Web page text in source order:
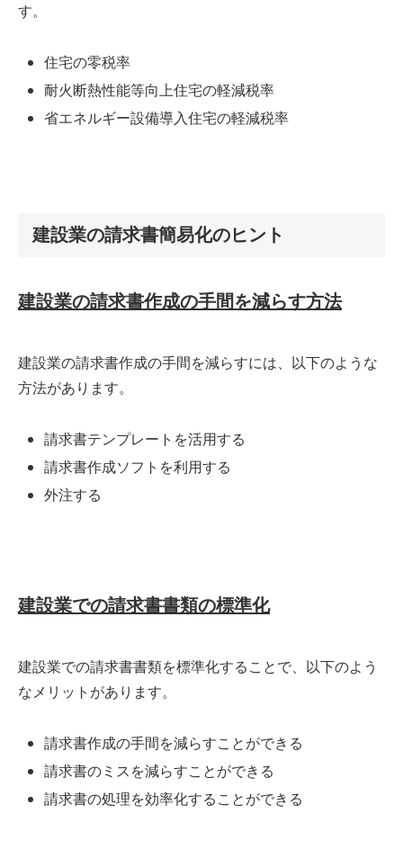
す。
住宅の零税率
耐火断熱性能等向上住宅の軽減税率
省エネルギー設備導入住宅の軽減税率
建設業の請求書簡易化のヒント
建設業の請求書作成の手間を減らす方法
建設業の請求書作成の手間を減らすには、以下のような
方法があります。
請求書テンプレートを活用する
請求書作成ソフトを利用する
外注する
建設業での請求書書類の標準化
建設業での請求書書類を標準化することで、以下のよう
なメリットがあります。
請求書作成の手間を減らすことができる
請求書のミスを減らすことができる
請求書の処理を効率化することができる